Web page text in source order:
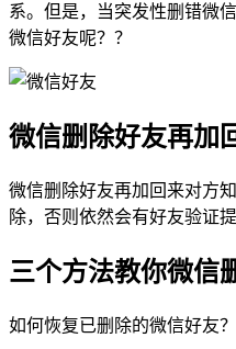
系。但是，当突发性删错微
微信好友呢？？
微信删除好友再加
微信删除好友再加回来对方知
除，否则依然会有好友验证提
三个方法教你微信
如何恢复已删除的微信好友